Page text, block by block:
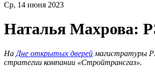
Ср, 14 июня 2023
Наталья Махрова:
На Дне открытых дверей магистратуры
стратегии компании «Стройтрансгаз».